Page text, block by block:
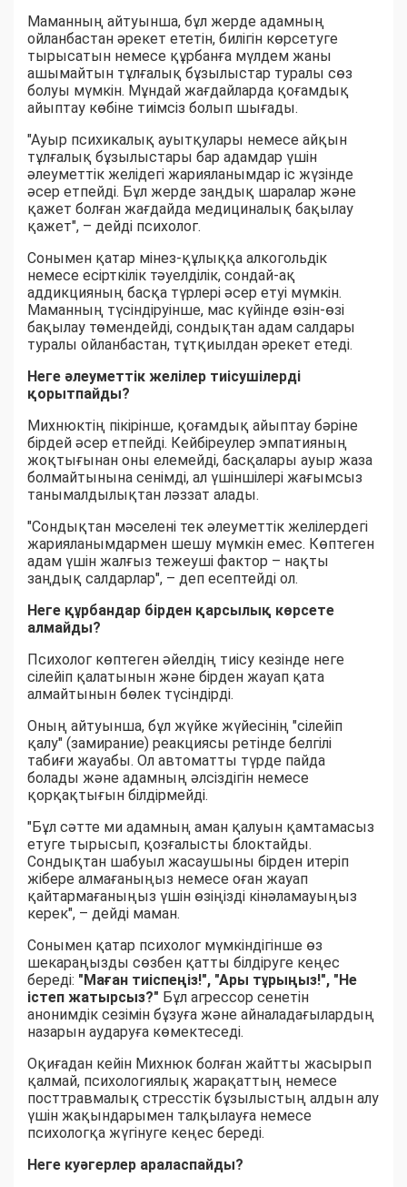
Маманның айтуынша, бұл жерде адамның
ойланбастан әрекет ететін, билігін көрсетуге
тырысатын немесе құрбанға мүлдем жаны
ашымайтын тұлғалық бұзылыстар туралы сөз
болуы мүмкін. Мұндай жағдайларда қоғамдық
айыптау көбіне тиімсіз болып шығады.
"Ауыр психикалық ауытқулары немесе айқын
тұлғалық бұзылыстары бар адамдар үшін
әлеуметтік желідегі жарияланымдар іс жүзінде
әсер етпейді. Бұл жерде заңдық шаралар және
қажет болған жағдайда медициналық бақылау
қажет", – дейді психолог.
Сонымен қатар мінез-құлыққа алкогольдік
немесе есірткілік тәуелділік, сондай-ақ
аддикцияның басқа түрлері әсер етуі мүмкін.
Маманның түсіндіруінше, мас күйінде өзін-өзі
бақылау төмендейді, сондықтан адам салдары
туралы ойланбастан, тұтқиылдан әрекет етеді.
Неге әлеуметтік желілер тиісушілерді
қорытпайды?
Михнюктің пікірінше, қоғамдық айыптау бәріне
бірдей әсер етпейді. Кейбіреулер эмпатияның
жоқтығынан оны елемейді, басқалары ауыр жаза
болмайтынына сенімді, ал үшіншілері жағымсыз
танымалдылықтан ләззат алады.
"Сондықтан мәселені тек әлеуметтік желілердегі
жарияланымдармен шешу мүмкін емес. Көптеген
адам үшін жалғыз тежеуші фактор – нақты
заңдық салдарлар", – деп есептейді ол.
Неге құрбандар бірден қарсылық көрсете
алмайды?
Психолог көптеген әйелдің тиісу кезінде неге
сілейіп қалатынын және бірден жауап қата
алмайтынын бөлек түсіндірді.
Оның айтуынша, бұл жүйке жүйесінің "сілейіп
қалу" (замирание) реакциясы ретінде белгілі
табиғи жауабы. Ол автоматты түрде пайда
болады және адамның әлсіздігін немесе
қорқақтығын білдірмейді.
"Бұл сәтте ми адамның аман қалуын қамтамасыз
етуге тырысып, қозғалысты блоктайды.
Сондықтан шабуыл жасаушыны бірден итеріп
жібере алмағаныңыз немесе оған жауап
қайтармағаныңыз үшін өзіңізді кінәламауыңыз
керек", – дейді маман.
Сонымен қатар психолог мүмкіндігінше өз
шекараңызды сөзбен қатты білдіруге кеңес
береді: "Маған тиіспеңіз!", "Ары тұрыңыз!", "Не
істеп жатырсыз?" Бұл агрессор сенетін
анонимдік сезімін бұзуға және айналадағылардың
назарын аударуға көмектеседі.
Оқиғадан кейін Михнюк болған жайтты жасырып
қалмай, психологиялық жарақаттың немесе
посттравмалық стресстік бұзылыстың алдын алу
үшін жақындарымен талқылауға немесе
психологқа жүгінуге кеңес береді.
Неге куәгерлер араласпайды?